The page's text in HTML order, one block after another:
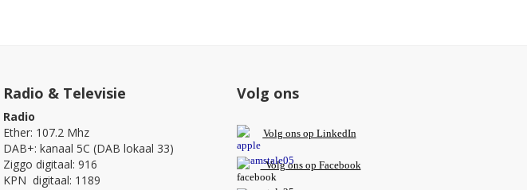
Radio & Televisie
Radio
Ether: 107.2 Mhz
DAB+: kanaal 5C (DAB lokaal 33)
Ziggo digitaal: 916
KPN digitaal: 1189
Volg ons
Volg ons op LinkedIn
Volg ons op Facebook